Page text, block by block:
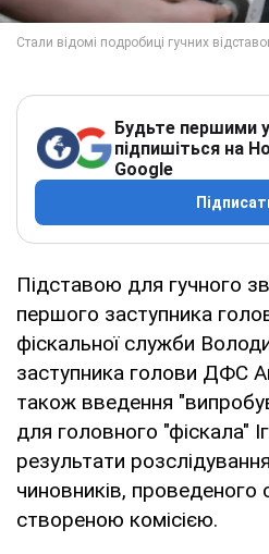
Будьте першими
підпишіться на
Google
Підставою для гучного
першого заступника
фіскальної служби
заступника голови ДФС
також введення
для головного "фіскала"
результати
чиновників, проведеного
створеною комісією.